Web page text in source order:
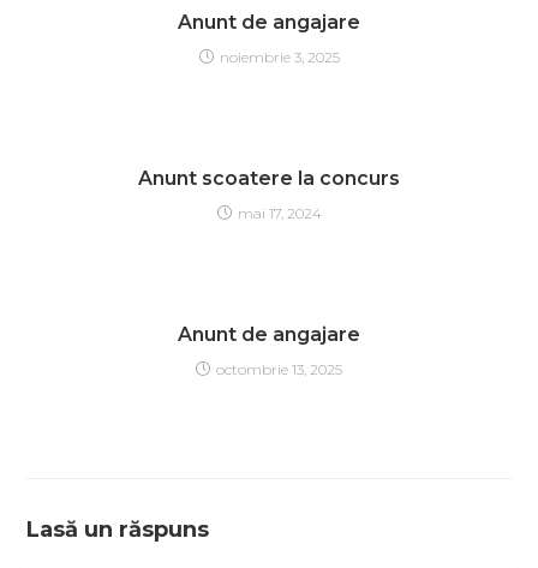
Anunt de angajare
noiembrie 3, 2025
Anunt scoatere la concurs
mai 17, 2024
Anunt de angajare
octombrie 13, 2025
Lasă un răspuns